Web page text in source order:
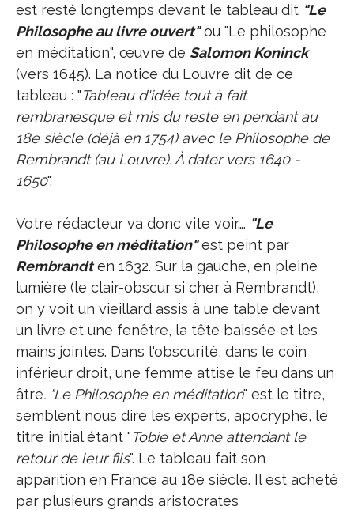
est resté longtemps devant le tableau dit "Le
Philosophe au livre ouvert"ou "Le philosophe
en méditation", œuvre de Salomon Koninck
(vers 1645). La notice du Louvre dit de ce
tableau : "Tableau d'idée tout à fait
rembranesque et mis du reste en pendant au
18e siècle (déjà en 1754) avec le Philosophe de
Rembrandt (au Louvre). À dater vers 1640 -
1650".
Votre rédacteur va donc vite voir…. "Le
Philosophe en méditation" est peint par
Rembrandt en 1632. Sur la gauche, en pleine
lumière (le clair-obscur si cher à Rembrandt),
on y voit un vieillard assis à une table devant
un livre et une fenêtre, la tête baissée et les
mains jointes. Dans l'obscurité, dans le coin
inférieur droit, une femme attise le feu dans un
âtre. "Le Philosophe en méditation" est le titre,
semblent nous dire les experts, apocryphe, le
titre initial étant "Tobie et Anne attendant le
retour de leur fils". Le tableau fait son
apparition en France au 18e siècle. Il est acheté
par plusieurs grands aristocrates